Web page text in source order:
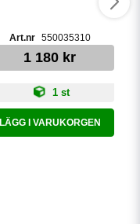
550035310
1 180 kr
1 st
LÄGG I VARUKORGEN